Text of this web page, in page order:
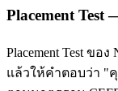
Placement
Placement Test ข
แล้วให้คำตอบว่า "